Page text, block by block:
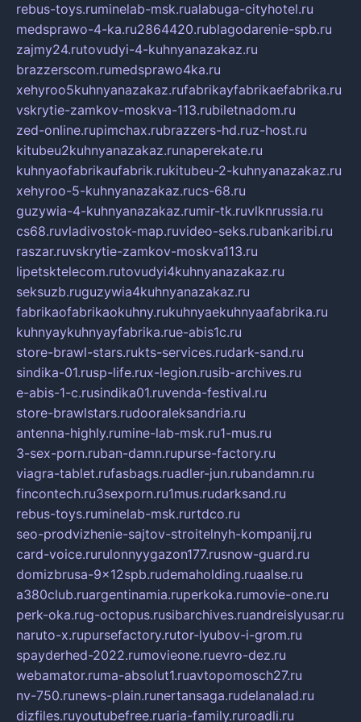
rebus-toys.ruminelab-msk.rualabuga-cityhotel.ru
medsprawo-4-ka.ru2864420.rublagodarenie-spb.ru
zajmy24.rutovudyi-4-kuhnyanazakaz.ru
brazzerscom.rumedsprawo4ka.ru
xehyroo5kuhnyanazakaz.rufabrikayfabrikaefabrika.ru
vskrytie-zamkov-moskva-113.rubiletnadom.ru
zed-online.rupimchax.rubrazzers-hd.ruz-host.ru
kitubeu2kuhnyanazakaz.runaperekate.ru
kuhnyaofabrikaufabrik.rukitubeu-2-kuhnyanazakaz.ru
xehyroo-5-kuhnyanazakaz.rucs-68.ru
guzywia-4-kuhnyanazakaz.rumir-tk.ruvlknrussia.ru
cs68.ruvladivostok-map.ruvideo-seks.rubankaribi.ru
raszar.ruvskrytie-zamkov-moskva113.ru
lipetsktelecom.rutovudyi4kuhnyanazakaz.ru
seksuzb.ruguzywia4kuhnyanazakaz.ru
fabrikaofabrikaokuhny.rukuhnyaekuhnyaafabrika.ru
kuhnyaykuhnyayfabrika.rue-abis1c.ru
store-brawl-stars.rukts-services.rudark-sand.ru
sindika-01.rusp-life.rux-legion.rusib-archives.ru
e-abis-1-c.rusindika01.ruvenda-festival.ru
store-brawlstars.rudooraleksandria.ru
antenna-highly.rumine-lab-msk.ru1-mus.ru
3-sex-porn.ruban-damn.rupurse-factory.ru
viagra-tablet.rufasbags.ruadler-jun.rubandamn.ru
fincontech.ru3sexporn.ru1mus.rudarksand.ru
rebus-toys.ruminelab-msk.rurtdco.ru
seo-prodvizhenie-sajtov-stroitelnyh-kompanij.ru
card-voice.rurulonnyygazon177.rusnow-guard.ru
domizbrusa-9x12spb.rudemaholding.ruaalse.ru
a380club.ruargentinamia.ruperkoka.rumovie-one.ru
perk-oka.rug-octopus.rusibarchives.ruandreislyusar.ru
naruto-x.rupursefactory.rutor-lyubov-i-grom.ru
spayderhed-2022.rumovieone.ruevro-dez.ru
webamator.ruma-absolut1.ruavtopomosch27.ru
nv-750.runews-plain.runertansaga.rudelanalad.ru
dizfiles.ruyoutubefree.ruaria-family.ruroadli.ru